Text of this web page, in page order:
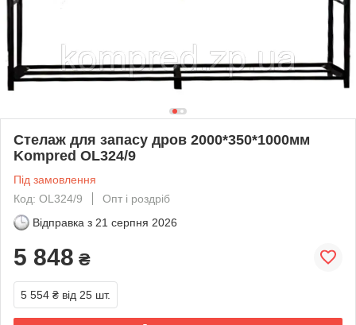
Стелаж для запасу дров 2000*350*1000мм
Kompred OL324/9
Під замовлення
Код: OL324/9
Опт і роздріб
Відправка з 21 серпня 2026
5 848 ₴
5 554 ₴ від 25 шт.